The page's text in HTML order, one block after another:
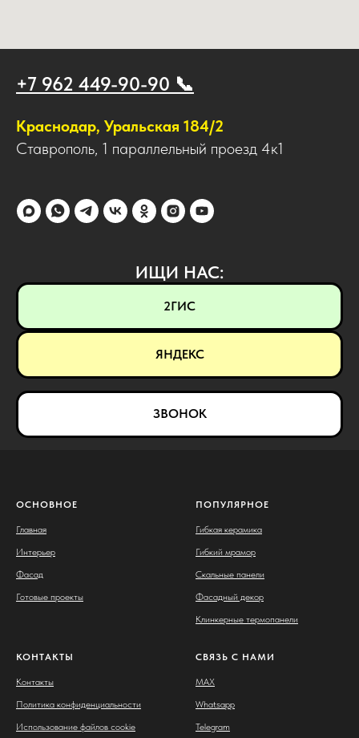
+7 962 449-90-90 📞
Краснодар, Уральская 184/2
Ставрополь, 1 параллельный проезд 4к1
ИЩИ НАС:
2ГИС
ЯНДЕКС
ЗВОНОК
ОСНОВНОЕ
Главная
Интерьер
Фасад
Готовые проекты
ПОПУЛЯРНОЕ
Гибкая керамика
Гибкий мрамор
Скальные панели
Фасадный декор
Клинкерные термопанели
КОНТАКТЫ
Контакты
Политика конфиденциальности
Использование файлов cookie
СВЯЗЬ С НАМИ
MAX
Whatsapp
Telegram